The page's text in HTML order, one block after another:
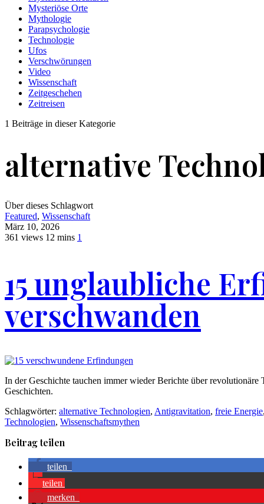
Mysteriöse Orte
Mythologie
Parapsychologie
Technologie
Ufos
Verschwörungen
Video
Wissenschaft
Zeitgeschehen
Zeitreisen
1 Beiträge in dieser Kategorie
alternative
Über dieses Schlagwort
Featured, Wissenschaft
März 10, 2026
361 views 12 mins 1
15 unglaubliche
verschwanden
In der Geschichte tauchen immer wieder Berichte über
Geschichten.
Schlagwörter: alternative Technologien, Antigravitation, freie Energie,
Technologien, Wissenschaftsmythen
Beitrag teilen
teilen
teilen
merken